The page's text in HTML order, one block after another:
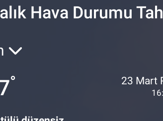
Hava Durumu
° 23 Mart